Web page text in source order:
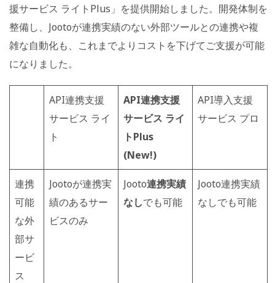
援サービス ライトPlus」を提供開始しました。開発体制を
整備し、Jootoが連携実績のない外部ツールとの連携や複
雑な自動化も、これまでよりコストを下げてご支援が可能
になりました。
API連携支援
サービス ライ
ト
API連携支援
サービス ライ
トPlus
(New!)
API導入支援
サービス プロ
連携
可能
な外
部サ
ービ
ス
Jootoが連携実
績のあるサー
ビスのみ
Jooto連携実績
なしでも可能
Jooto連携実績
なしでも可能